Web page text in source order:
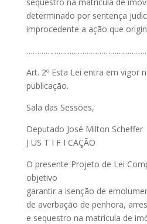
determinado por sentença
improcedente a ação que
Art. 2º Esta Lei entra em vigor
publicação.
Sala das Sessões,
Deputado José Milton Scheffer
J US T I F I CAÇÃO
O presente Projeto de Lei
objetivo
garantir a isenção de
de averbação de penhora,
e sequestro na matrícula de